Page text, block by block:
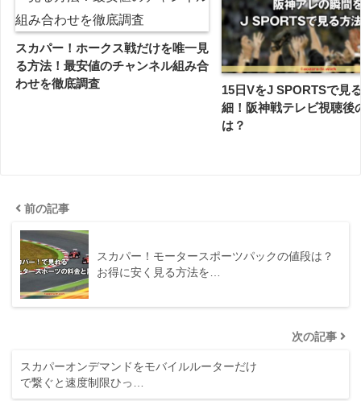
スカパー！ホークス戦だけを唯一見
る方法！最安値のチャンネル組み合
わせを徹底調査
15日VをJ SPORTSで見
細！阪神戦テレビ視聴後
は？
前の記事
スカパー！モータースポーツパックの値段は？
お得に安く見る方法を…
次の記事
スカパーオンデマンドをモバイルルーターだけ
で繋ぐと速度制限ひっ…